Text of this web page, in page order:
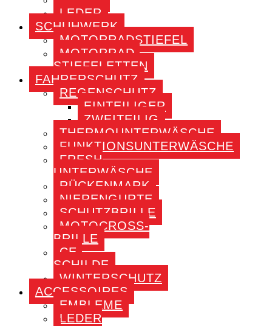
LEDER
SCHUHWERK
MOTORRADSTIEFEL
MOTORRAD-
STIEFELETTEN
FAHRERSCHUTZ
REGENSCHUTZ
EINTEILIGER
ZWEITEILIG
THERMOUNTERWÄSCHE
FUNKTIONSUNTERWÄSCHE
FRESH
UNTERWÄSCHE
RÜCKENMARK
NIERENGURTE
SCHUTZBRILLE
MOTOCROSS-
BRILLE
CE-
SCHILDE
WINTERSCHUTZ
ACCESSOIRES
EMBLEME
LEDER